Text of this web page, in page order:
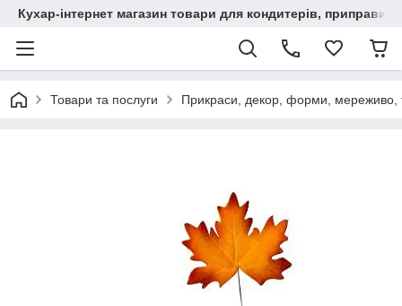
Кухар-інтернет магазин товари для кондитерів, приправи,
Товари та послуги Прикраси, декор, форми, мереживо,